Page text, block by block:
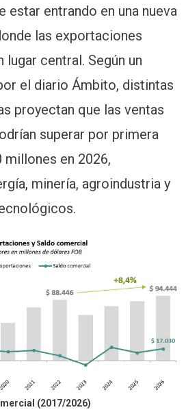
estar entrando en una nueva
las exportaciones
lugar central. Según un
el diario Ámbito, distintas
proyectan que las ventas
superar por primera
en 2026,
minería, agroindustria y
(2017/2026)